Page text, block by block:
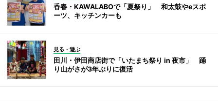
香春・KAWALABOで「夏祭り」 和太鼓やeスポ
ーツ、キッチンカーも
見る・遊ぶ
田川・伊田商店街で「いたまち祭り in 夜市」 踊
り山がさが3年ぶりに復活